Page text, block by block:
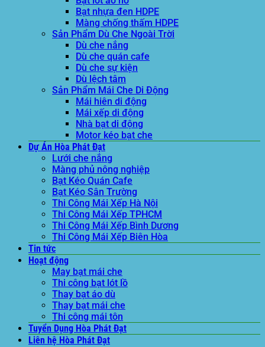
Bạt nhựa đen HDPE
Màng chống thấm HDPE
Sản Phẩm Dù Che Ngoài Trời
Dù che nắng
Dù che quán cafe
Dù che sự kiện
Dù lệch tâm
Sản Phẩm Mái Che Di Động
Mái hiên di động
Mái xếp di động
Nhà bạt di động
Motor kéo bạt che
Dự Án Hòa Phát Đạt
Lưới che nắng
Màng phủ nông nghiệp
Bạt Kéo Quán Cafe
Bạt Kéo Sân Trường
Thi Công Mái Xếp Hà Nội
Thi Công Mái Xếp TPHCM
Thi Công Mái Xếp Bình Dương
Thi Công Mái Xếp Biên Hòa
Tin tức
Hoạt động
May bạt mái che
Thi công bạt lót lồ
Thay bạt áo dù
Thay bạt mái che
Thi công mái tôn
Tuyển Dụng Hòa Phát Đạt
Liên hệ Hòa Phát Đạt